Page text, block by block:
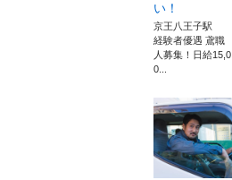
い！
京王八王子駅
経験者優遇 鳶職
人募集！日給15,0
0...